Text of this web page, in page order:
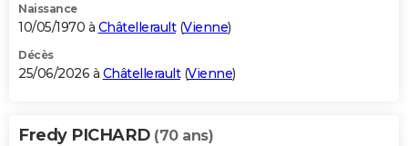
Naissance
10/05/1970 à Châtellerault(Vienne)
Décès
25/06/2026 à Châtellerault(Vienne)
Fredy PICHARD (70 ans)